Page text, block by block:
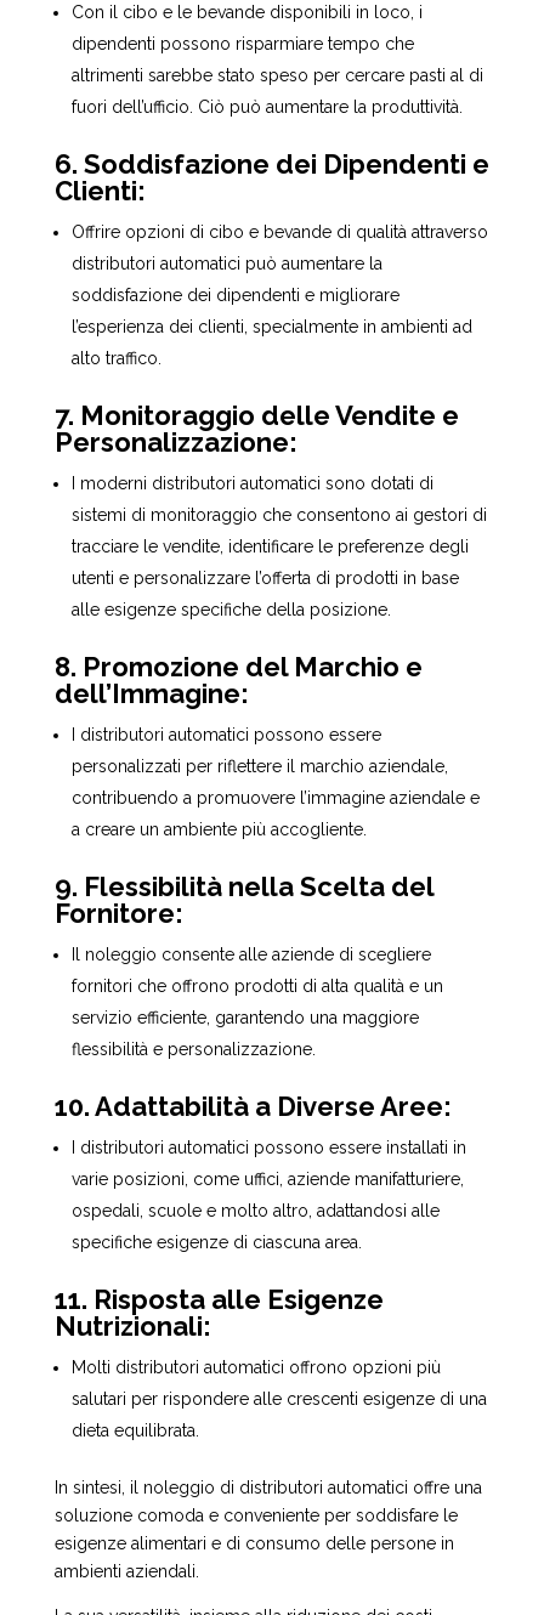
Con il cibo e le bevande disponibili in loco, i
dipendenti possono risparmiare tempo che
altrimenti sarebbe stato speso per cercare pasti al di
fuori dell’ufficio. Ciò può aumentare la produttività.
6. Soddisfazione dei Dipendenti e
Clienti:
Offrire opzioni di cibo e bevande di qualità attraverso
distributori automatici può aumentare la
soddisfazione dei dipendenti e migliorare
l’esperienza dei clienti, specialmente in ambienti ad
alto traffico.
7. Monitoraggio delle Vendite e
Personalizzazione:
I moderni distributori automatici sono dotati di
sistemi di monitoraggio che consentono ai gestori di
tracciare le vendite, identificare le preferenze degli
utenti e personalizzare l’offerta di prodotti in base
alle esigenze specifiche della posizione.
8. Promozione del Marchio e
dell’Immagine:
I distributori automatici possono essere
personalizzati per riflettere il marchio aziendale,
contribuendo a promuovere l’immagine aziendale e
a creare un ambiente più accogliente.
9. Flessibilità nella Scelta del
Fornitore:
Il noleggio consente alle aziende di scegliere
fornitori che offrono prodotti di alta qualità e un
servizio efficiente, garantendo una maggiore
flessibilità e personalizzazione.
10. Adattabilità a Diverse Aree:
I distributori automatici possono essere installati in
varie posizioni, come uffici, aziende manifatturiere,
ospedali, scuole e molto altro, adattandosi alle
specifiche esigenze di ciascuna area.
11. Risposta alle Esigenze
Nutrizionali:
Molti distributori automatici offrono opzioni più
salutari per rispondere alle crescenti esigenze di una
dieta equilibrata.
In sintesi, il noleggio di distributori automatici offre una
soluzione comoda e conveniente per soddisfare le
esigenze alimentari e di consumo delle persone in
ambienti aziendali.